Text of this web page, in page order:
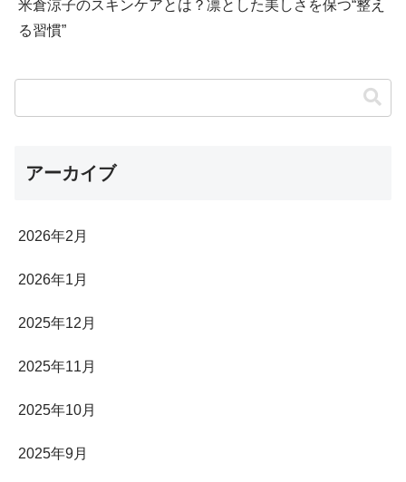
米倉涼子のスキンケアとは？凛とした美しさを保つ“整え
る習慣”
アーカイブ
2026年2月
2026年1月
2025年12月
2025年11月
2025年10月
2025年9月